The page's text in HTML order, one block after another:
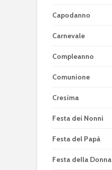
Capodanno
Carnevale
Compleanno
Comunione
Cresima
Festa dei Nonni
Festa del Papà
Festa della Donna